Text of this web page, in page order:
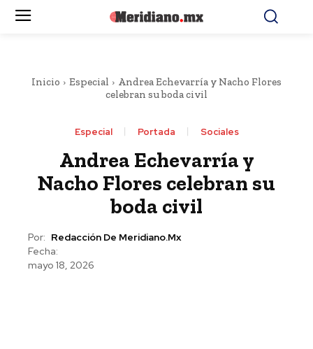
Inicio Especial
Andrea Echevarría y Nacho Flores
celebran su boda civil
Especial Portada Sociales
Andrea Echevarría y
Nacho Flores celebran su
boda civil
Por: Redacción De Meridiano.mx
Fecha:
mayo 18, 2026